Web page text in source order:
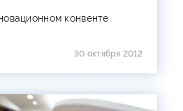
конвенте
30 октября 2012